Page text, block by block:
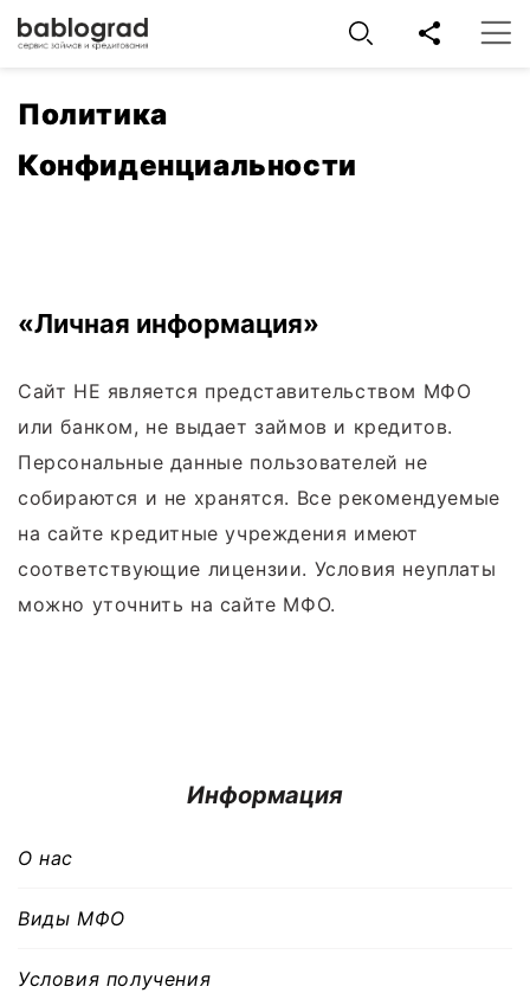
Политика
Конфиденциальности
«Личная информация»
Сайт НЕ является представительством МФО
или банком, не выдает займов и кредитов.
Персональные данные пользователей не
собираются и не хранятся. Все рекомендуемые
на сайте кредитные учреждения имеют
соответствующие лицензии. Условия неуплаты
можно уточнить на сайте МФО.
Информация
О нас
Виды МФО
Условия получения